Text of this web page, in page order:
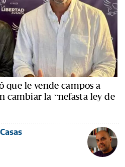
que le vende campos a
cambiar la “nefasta ley de